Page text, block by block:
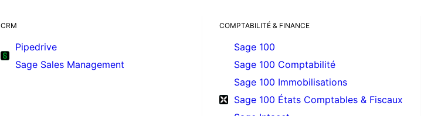
CRM
Pipedrive
Sage Sales Management
COMPTABILITÉ & FINANCE
Sage 100
Sage 100 Comptabilité
Sage 100 Immobilisations
Sage 100 États Comptables & Fiscaux